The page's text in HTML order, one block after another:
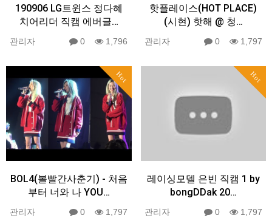
190906 LG트윈스 정다혜
치어리더 직캠 에버글…
관리자 0 1,796
핫플레이스(HOT PLACE)
(시현) 핫해 @ 청…
관리자 0 1,797
Hot
BOL4(볼빨간사춘기) - 처음
부터 너와 나 YOU…
관리자 0 1,797
Hot
레이싱모델 은빈 직캠 1 by
bongDDak 20…
관리자 0 1,797